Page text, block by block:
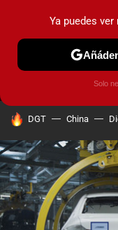
MENÚ
HOY SE HABLA DE
DGT China
Ya puedes
Solo